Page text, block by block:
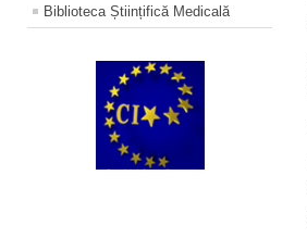
Biblioteca Științifică Medicală